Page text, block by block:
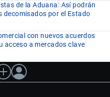
de la Aduana: Así podrán
decomisados por el Estado
con nuevos acuerdos
acceso a mercados clave